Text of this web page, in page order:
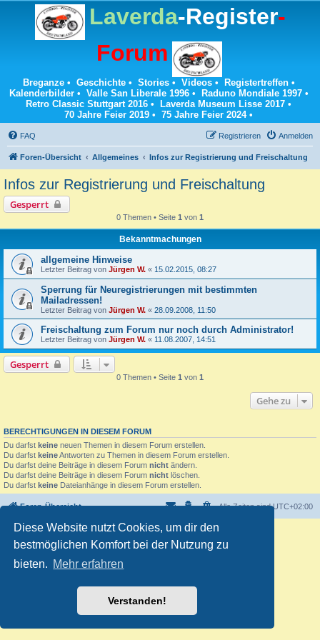
Diese Website nutzt Cookies, um dir den
bestmöglichen Komfort bei der Nutzung zu
bieten. Mehr erfahren
Verstanden!
Laverda-Register-
Forum
Breganze• Geschichte• Stories• Videos• Registertreffen•
Kalenderbilder• Valle San Liberale 1996• Raduno Mondiale 1997•
Retro Classic Stuttgart 2016 • Laverda Museum Lisse 2017 •
70 Jahre Feier 2019 • 75 Jahre Feier 2024•
FAQ Anmelden
Registrieren
Foren-Übersicht Allgemeines Infos zur Registrierung und Freischaltung
Infos zur Registrierung und Freischaltung
Gesperrt
0 Themen • Seite 1 von 1
Bekanntmachungen
allgemeine Hinweise
Letzter Beitrag von Jürgen W. « 15.02.2015, 08:27
Sperrung für Neuregistrierungen mit bestimmten
Mailadressen!
Letzter Beitrag von Jürgen W. « 28.09.2008, 11:50
Freischaltung zum Forum nur noch durch Administrator!
Letzter Beitrag von Jürgen W. « 11.08.2007, 14:51
Gesperrt
0 Themen • Seite 1 von 1
Gehe zu
BERECHTIGUNGEN IN DIESEM FORUM
Du darfst keine neuen Themen in diesem Forum erstellen.
Du darfst keineAntworten zu Themen in diesem Forum erstellen.
Du darfst deine Beiträge in diesem Forum nicht ändern.
Du darfst deine Beiträge in diesem Forum nicht löschen.
Du darfst keine Dateianhänge in diesem Forum erstellen.
Foren-Übersicht Alle Zeiten sindUTC+02:00
Powered byphpBB® Forum Software © phpBB Limited
Deutsche Übersetzung durchphpBB.de
Datenschutz